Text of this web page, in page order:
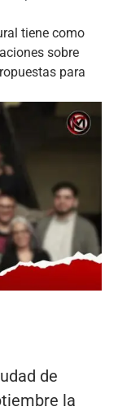
tiene como
sobre
para
de
la